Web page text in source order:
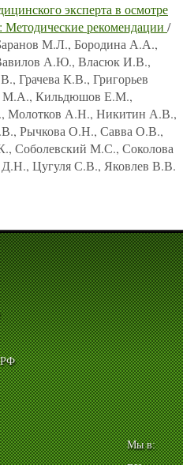
эксперта в осмотре
Методические рекомендации /
М.Л., Бородина А.А.,
А.Ю., Власюк И.В.,
Грачева К.В., Григорьев
М.А., Кильдюшов Е.М.,
А.Н., Никитин А.В.,
Рычкова О.Н., Савва О.В.,
Соболевский М.С., Соколова
Цугуля С.В., Яковлев В.В.
РФ
Мы в: